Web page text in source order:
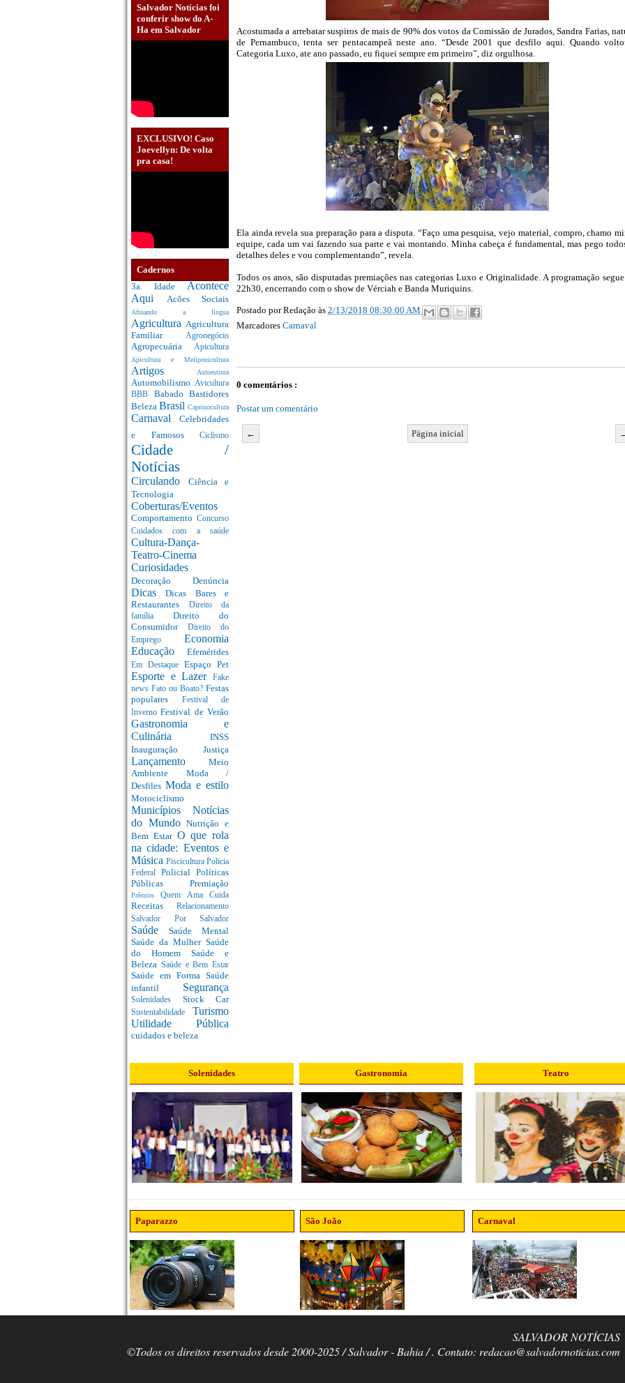
Salvador Notícias foi
conferir show do A-
Ha em Salvador
EXCLUSIVO! Caso
Joevellyn: De volta
pra casa!
Cadernos
3a. Idade Acontece
Aqui Acões Sociais
Afinando a língua
Agricultura Agricultura
Familiar Agronegócio
Agropecuária Apicultura
Apicultura e Meliponicultura
Artigos Autoestima
Automobilismo Avicultura
BBB Babado Bastidores
Beleza Brasil Caprinocultura
Carnaval Celebridades
e Famosos Ciclismo
Cidade /
Notícias
Circulando Ciência e
Tecnologia
Coberturas/Eventos
Comportamento Concurso
Cuidados com a saúde
Cultura-Dança-
Teatro-Cinema
Curiosidades
Decoração Denúncia
DicasDicas Bares e
Restaurantes
Direito da
família Direito do
Consumidor Direito do
Emprego Economia
Educação Efemérides
Em Destaque Espaço Pet
Esporte e Lazer
Fake
news Fato ou Boato? Festas
populares
Festival de
InvernoFestival de Verão
Gastronomia e
Culinária INSS
Inauguração Justiça
Lançamento Meio
Ambiente Moda /
Desfiles Moda e estilo
Motociclismo
Municípios Notícias
do MundoNutrição e
Bem Estar O que rola
na cidade: Eventos e
Música Piscicultura Policia
Federal Policial Políticas
Públicas Premiação
PrêmiosQuem Ama Cuida
Receitas Relacionamento
Salvador Por Salvador
Saúde Saúde Mental
Saúde da Mulher Saúde
do Homem Saúde e
Beleza Saúde e Bem Estar
Saúde em Forma Saúde
infantil Segurança
Solenidades Stock Car
Sustentabilidade Turismo
Utilidade Pública
cuidados e beleza
Acostumada a arrebatar suspiros de mais de 90% dos votos da Comissão de Jurados, Sandra Farias,
de Pernambuco, tenta ser pentacampeã neste ano. “Desde 2001 que desfilo aqui. Quando
Categoria Luxo, ate ano passado, eu fiquei sempre em primeiro”, diz orgulhosa.
Ela ainda revela sua preparação para a disputa. “Faço uma pesquisa, vejo material, compro, chamo
equipe, cada um vai fazendo sua parte e vai montando. Minha cabeça é fundamental, mas pego
detalhes deles e vou complementando”, revela.
Todos os anos, são disputadas premiações nas categorias Luxo e Originalidade. A programação
22h30, encerrando com o show de Vérciah e Banda Muriquins.
Postado porRedação às 2/13/2018 08:30:00 AM
Marcadores Carnaval
0 comentários :
Postar um comentário
← Página inicial
Solenidades Gastronomia Teatro
Paparazzo São João Carnaval
SALVADOR NOTÍCIAS
©Todos os direitos reservados desde 2000-2025 / Salvador - Bahia / . Contato: redacao@salvadornoticias.com